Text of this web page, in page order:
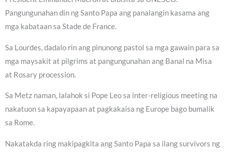
Pangungunahan din ng Santo Papa ang panalangin kasama ang
mga kabataan sa Stade de France.
Sa Lourdes, dadalo rin ang pinunong pastol sa mga gawain para sa
mga maysakit at pilgrims at pangungunahan ang Banal na Misa
at Rosary procession.
Sa Metz naman, lalahok si Pope Leo sa inter-religious meeting na
nakatuon sa kapayapaan at pagkakaisa ng Europe bago bumalik
sa Rome.
Nakatakda ring makipagkita ang Santo Papa sa ilang survivors ng